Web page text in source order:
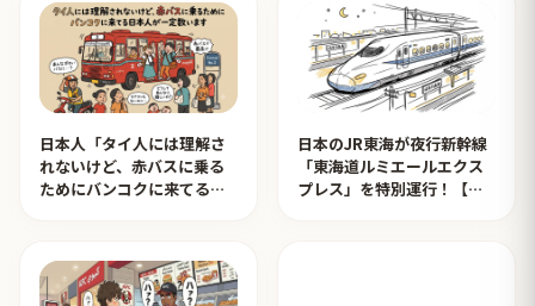
日本人「タイ人には理解さ
れないけど、赤バスに乗る
ためにバンコクに来てる日
日本のJR東海が夜行新幹線
「東海道ルミエールエクス
プレス」を特別運行！【タ